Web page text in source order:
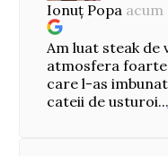
Ionuț Popa acum
Am luat steak de
atmosfera
care l-as
cateii de usturoi...